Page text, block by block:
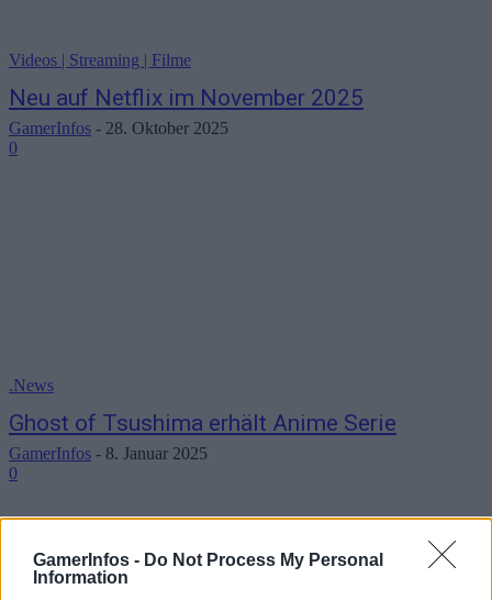
GamerInfos - Do Not Process My Personal
Information
Videos | Streaming | Filme
Neu auf Netflix im November 2025
GamerInfos - 28. Oktober 2025
0
.News
Ghost of Tsushima erhält Anime Serie
GamerInfos - 8. Januar 2025
0